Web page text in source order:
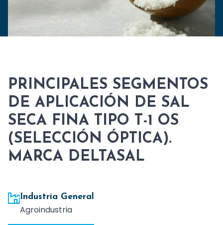
PRINCIPALES SEGMENTOS
DE APLICACIÓN DE SAL
SECA FINA TIPO T-1 OS
(SELECCIÓN ÓPTICA).
MARCA DELTASAL
Industria General
Agroindustria